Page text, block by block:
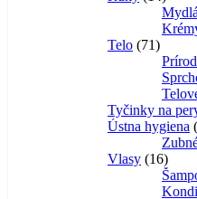
Mydlá
Telo 7171
Tyčinky na
Ústna hygiena
Vlasy 1616